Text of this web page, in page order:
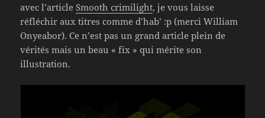
avec l’articleSmooth crimilight, je vous laisse
réfléchir aux titres comme d’hab’ :p (merci William
Onyeabor). Ce n’est pas un grand article plein de
vérités mais un beau « fix » qui mérite son
illustration.